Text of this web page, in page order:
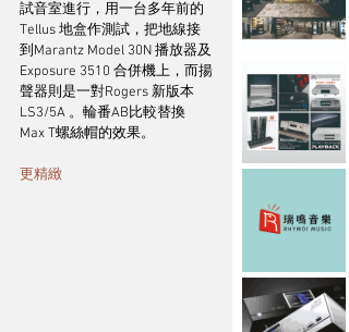
試音室進行，用一台多年前的
Tellus 地盒作測試，把地線接
到Marantz Model 30N 播放器及
Exposure 3510 合併機上，而揚
聲器則是一對Rogers 新版本
LS3/5A 。輪番AB比較替換
Max T螺絲帽的效果。
更精緻